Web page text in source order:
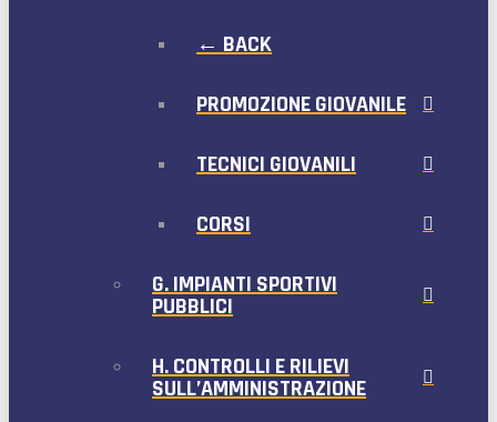
← BACK
PROMOZIONE GIOVANILE
TECNICI GIOVANILI
CORSI
G. IMPIANTI SPORTIVI
PUBBLICI
H. CONTROLLI E RILIEVI
SULL’AMMINISTRAZIONE